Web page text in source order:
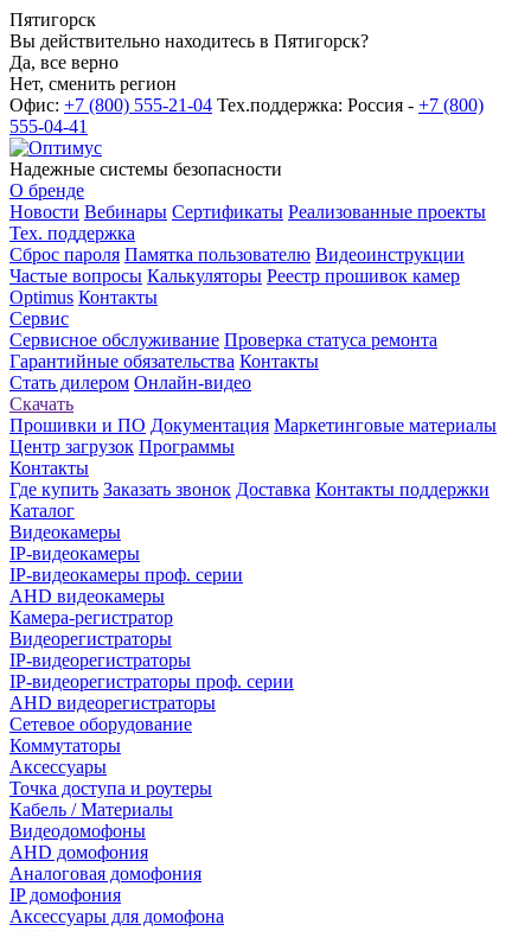
Пятигорск
Вы действительно находитесь в Пятигорск?
Да, все верно
Нет, сменить регион
Офис: +7 (800) 555-21-04 Тех.поддержка: Россия - +7 (800)
555-04-41
Надежные системы безопасности
О бренде
Новости Вебинары Сертификаты Реализованные проекты
Тех. поддержка
Сброс пароля Памятка пользователю Видеоинструкции
Частые вопросы Калькуляторы Реестр прошивок камер
Optimus Контакты
Сервис
Сервисное обслуживание Проверка статуса ремонта
Гарантийные обязательства Контакты
Стать дилером Онлайн-видео
Скачать
Прошивки и ПО Документация Маркетинговые материалы
Центр загрузок Программы
Контакты
Где купить Заказать звонок Доставка Контакты поддержки
Каталог
Видеокамеры
IP-видеокамеры
IP-видеокамеры проф. серии
AHD видеокамеры
Камера-регистратор
Видеорегистраторы
IP-видеорегистраторы
IP-видеорегистраторы проф. серии
AHD видеорегистраторы
Сетевое оборудование
Коммутаторы
Аксессуары
Точка доступа и роутеры
Кабель / Материалы
Видеодомофоны
AHD домофония
Аналоговая домофония
IP домофония
Аксессуары для домофона